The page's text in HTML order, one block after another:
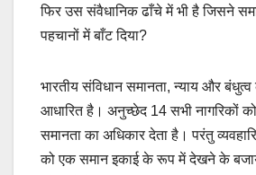
फिर उस संवैधानिक ढाँचे में भी है जिसने
पहचानों में बाँट दिया?
भारतीय संविधान समानता, न्याय और बंधुत्व
आधारित है। अनुच्छेद 14 सभी नागरिकों
समानता का अधिकार देता है। परंतु
को एक समान इकाई के रूप में देखने के